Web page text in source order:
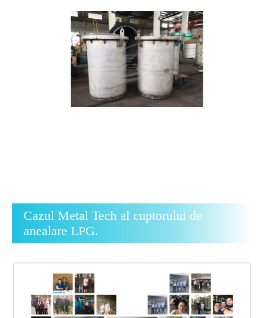
Cazul Metal Tech al cuptorului de
anealare LPG.